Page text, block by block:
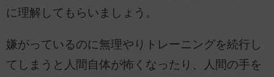
に理解してもらいましょう。
嫌がっているのに無理やりトレーニングを続行し
てしまうと人間自体が怖くなったり、人間の手を